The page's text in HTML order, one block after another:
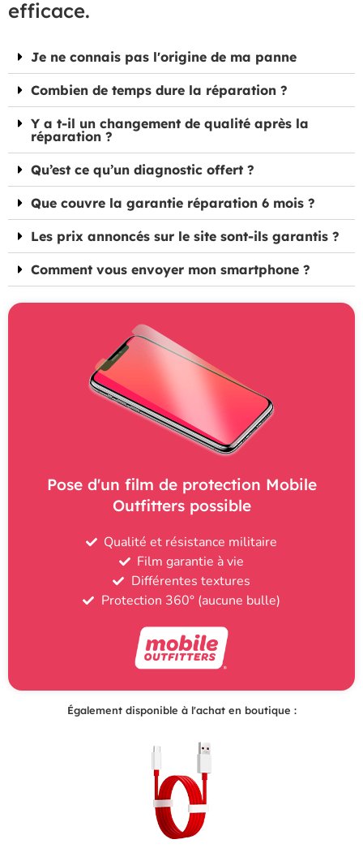
efficace.
Je ne connais pas l'origine de ma panne
Combien de temps dure la réparation ?
Y a t-il un changement de qualité après la
réparation ?
Qu’est ce qu’un diagnostic offert ?
Que couvre la garantie réparation 6 mois ?
Les prix annoncés sur le site sont-ils garantis ?
Comment vous envoyer mon smartphone ?
Pose d'un film de protection Mobile
Outfitters possible
Qualité et résistance militaire
Film garantie à vie
Différentes textures
Protection 360° (aucune bulle)
Également disponible à l'achat en boutique :